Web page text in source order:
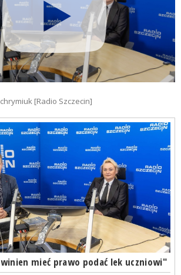
[Radio Szczecin]
mieć prawo podać lek uczniowi"